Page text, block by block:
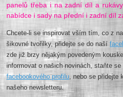
panelů třeba i na zadní díl a
nabídce i sady na přední i zadní díl
Chcete-li se inspirovat vším tím, co z
šikovné tvořilky, přidejte se do naší
zde již brzy nějakým povedeným
informovat o našich novinách, staňte
facebookového profilu , nebo se
našeho newsletteru.